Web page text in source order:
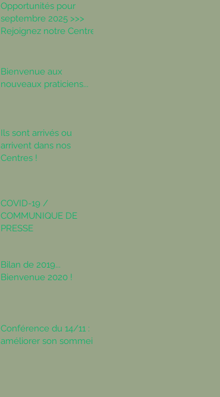
Opportunités pour
septembre 2025 >>>
Rejoignez notre Centre
Bienvenue aux
nouveaux praticiens...
Ils sont arrivés ou
arrivent dans nos
Centres !
COVID-19 /
COMMUNIQUE DE
PRESSE
Bilan de 2019...
Bienvenue 2020 !
Conférence du 14/11 :
améliorer son sommeil